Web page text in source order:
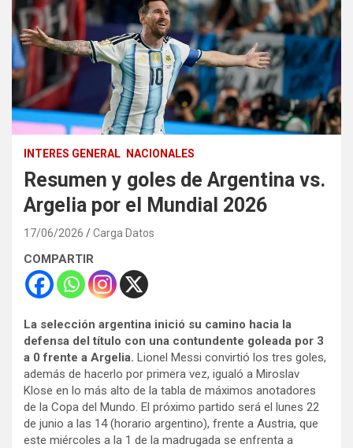
INTERES GENERAL NACIONALES
Resumen y goles de Argentina vs.
Argelia por el Mundial 2026
17/06/2026 Carga Datos
COMPARTIR
La selección argentina inició su camino hacia la
defensa del título con una contundente goleada por 3
a 0 frente a Argelia. Lionel Messi convirtió los tres goles,
además de hacerlo por primera vez, igualó a Miroslav
Klose en lo más alto de la tabla de máximos anotadores
de la Copa del Mundo. El próximo partido será el lunes 22
de junio a las 14 (horario argentino), frente a Austria, que
este miércoles a la 1 de la madrugada se enfrenta a